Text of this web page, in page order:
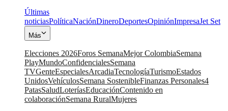
Últimas
noticiasPolíticaNaciónDineroDeportesOpiniónImpresaJet Set
Más
Elecciones 2026Foros SemanaMejor ColombiaSemana
PlayMundoConfidencialesSemana
TVGenteEspecialesArcadiaTecnologíaTurismoEstados
UnidosVehículosSemana SostenibleFinanzas Personales4
PatasSaludLoteríasEducaciónContenido en
colaboraciónSemana RuralMujeres